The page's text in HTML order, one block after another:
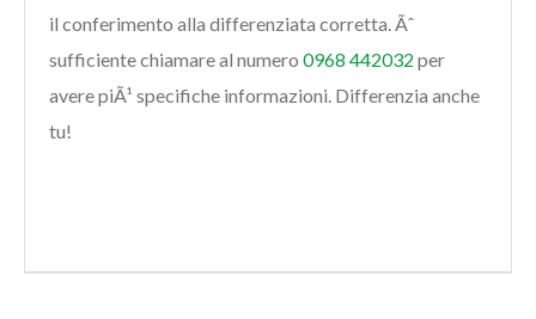
il conferimento alla differenziata corretta. Ãˆ
sufficiente chiamare al numero 0968 442032 per
avere piÃ¹ specifiche informazioni. Differenzia anche
tu!